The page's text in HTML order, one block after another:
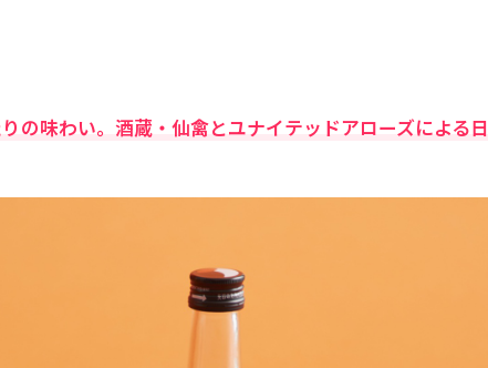
の味わい。酒蔵・仙禽とユナイテッドアローズによる日